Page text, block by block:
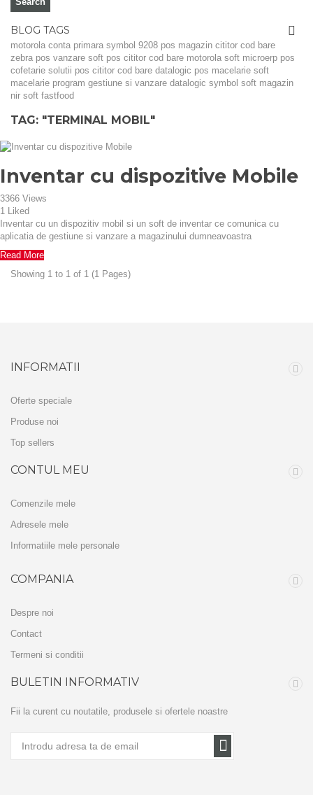
BLOG TAGS
motorola conta primara symbol 9208 pos magazin cititor cod bare
zebra pos vanzare soft pos cititor cod bare motorola soft microerp pos
cofetarie solutii pos cititor cod bare datalogic pos macelarie soft
macelarie program gestiune si vanzare datalogic symbol soft magazin
nir soft fastfood
TAG: "TERMINAL MOBIL"
Inventar cu dispozitive Mobile
3366 Views
1 Liked
Inventar cu un dispozitiv mobil si un soft de inventar ce comunica cu
aplicatia de gestiune si vanzare a magazinului dumneavoastra
Read More
Showing 1 to 1 of 1 (1 Pages)
INFORMATII
Oferte speciale
Produse noi
Top sellers
CONTUL MEU
Comenzile mele
Adresele mele
Informatiile mele personale
COMPANIA
Despre noi
Contact
Termeni si conditii
BULETIN INFORMATIV
Fii la curent cu noutatile, produsele si ofertele noastre